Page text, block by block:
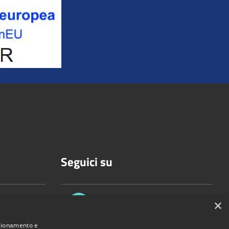
Seguici su
×
e